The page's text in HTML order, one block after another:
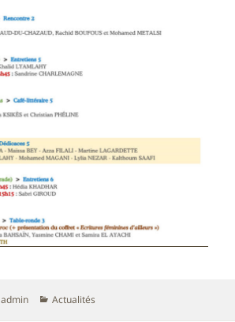
Auteur
admin Catégories
Actualités